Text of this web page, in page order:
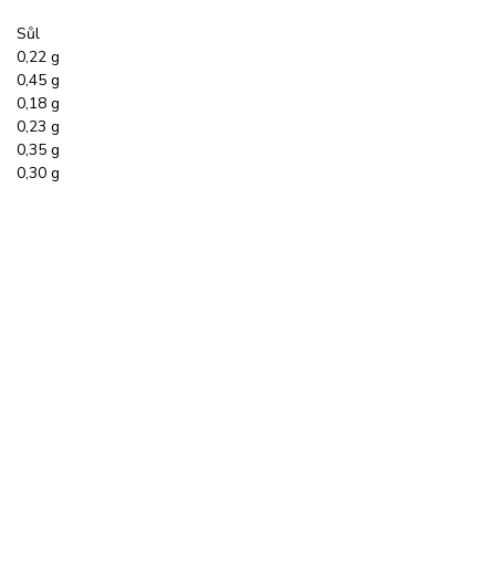
Sůl
0,22 g
0,45 g
0,18 g
0,23 g
0,35 g
0,30 g